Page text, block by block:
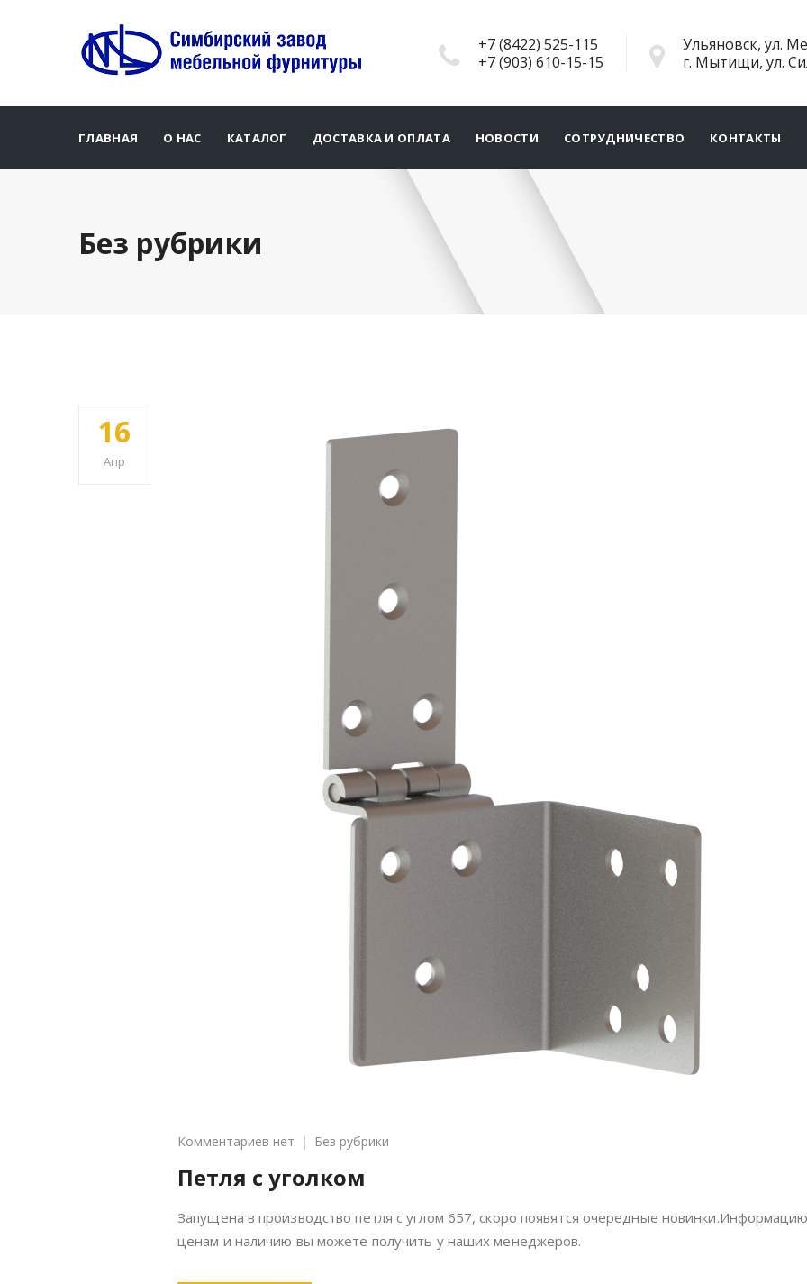
+7 (8422) 525-115
+7 (903) 610-15-15
Ульяновск, ул.
г. Мытищи, ул.
ГЛАВНАЯ О НАС КАТАЛОГ ДОСТАВКА И ОПЛАТА НОВОСТИ СОТРУДНИЧЕСТВО КОНТАКТЫ
Без рубрики
16
Апр
Комментариев к
Петля
с
уголком
нет Без рубрики
Петля с уголком
Запущена в производство петля с углом 657, скоро появятся очередные
ценам и наличию вы можете получить у наших менеджеров.